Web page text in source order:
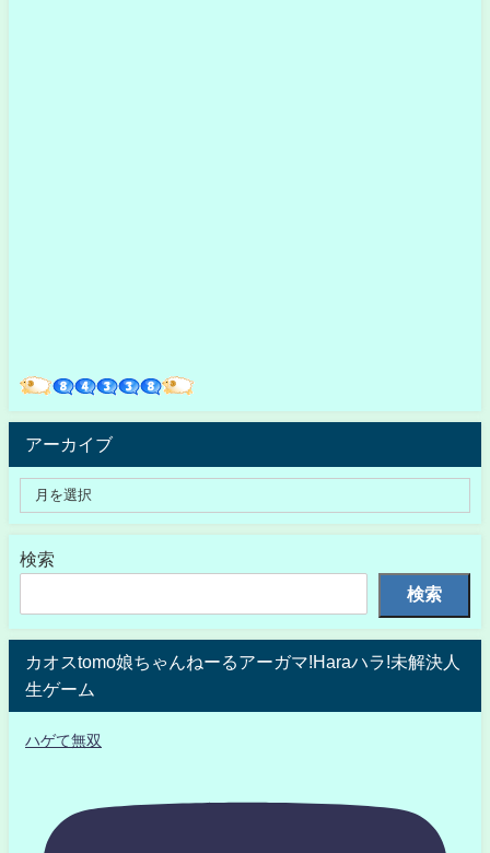
アーカイブ
検索
検索
カオスtomo娘ちゃんねーるアーガマ!Haraハラ!未解決人
生ゲーム
ハゲて無双